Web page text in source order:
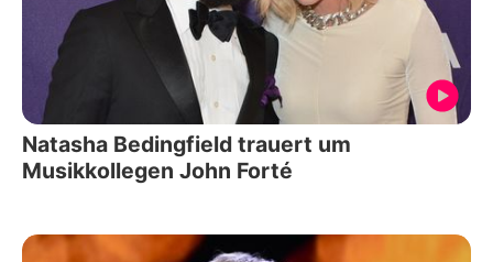
Natasha Bedingfield trauert um
Musikkollegen John Forté